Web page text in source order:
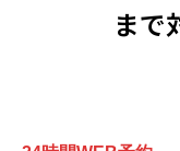
まで